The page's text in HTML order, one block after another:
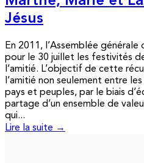
Jésus
En 2011, l’Assemblée
pour le 30 juillet les festivités
l’amitié. L’objectif de cette
l’amitié non seulement entre
pays et peuples, par le biais
partage d’un ensemble de
qui...
Lire la suite →